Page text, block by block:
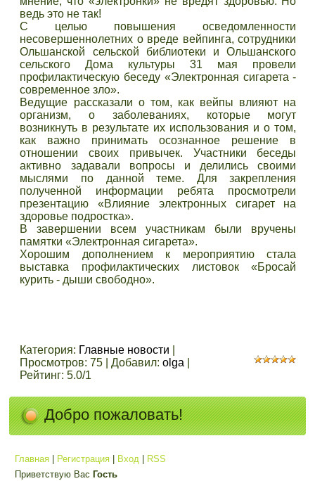
ведь это не так!
С целью повышения осведомленности
несовершеннолетних о вреде вейпинга, сотрудники
Ольшанской сельской библиотеки и Ольшанского
сельского Дома культуры 31 мая провели
профилактическую беседу «Электронная сигарета -
современное зло».
Ведущие рассказали о том, как вейпы влияют на
организм, о заболеваниях, которые могут
возникнуть в результате их использования и о том,
как важно принимать осознанное решение в
отношении своих привычек. Участники беседы
активно задавали вопросы и делились своими
мыслями по данной теме. Для закрепления
полученной информации ребята просмотрели
презентацию «Влияние электронных сигарет на
здоровье подростка».
В завершении всем участникам были вручены
памятки «Электронная сигарета».
Хорошим дополнением к мероприятию стала
выставка профилактических листовок «Бросай
курить - дыши свободно».
Категория: Главные новости
Просмотров: 75 |Добавил: olga
Рейтинг: 5.0/1
Добро пожаловать!
Главная Регистрация Вход
RSS
Приветствую Вас Гость